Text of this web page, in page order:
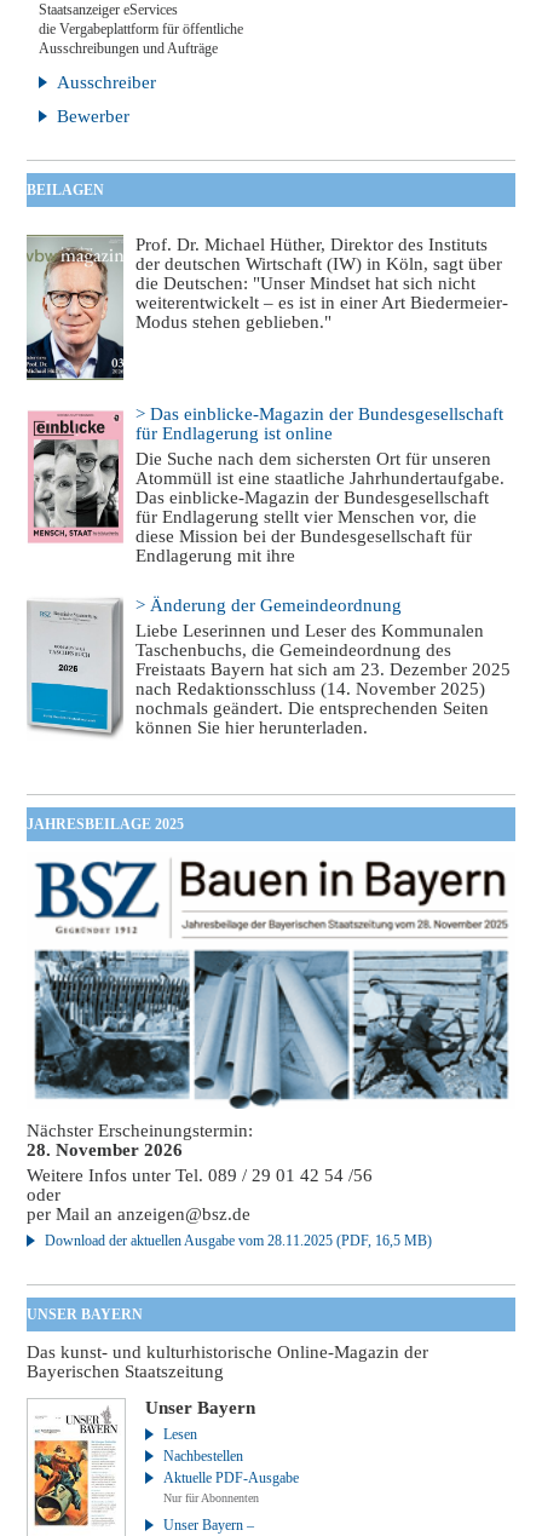
Staatsanzeiger eServices
die Vergabeplattform für öffentliche
Ausschreibungen und Aufträge
Ausschreiber
Bewerber
BEILAGEN
Prof. Dr. Michael Hüther, Direktor des Instituts
der deutschen Wirtschaft (IW) in Köln, sagt über
die Deutschen: "Unser Mindset hat sich nicht
weiterentwickelt – es ist in einer Art Biedermeier-
Modus stehen geblieben."
> Das einblicke-Magazin der Bundesgesellschaft
für Endlagerung ist online
Die Suche nach dem sichersten Ort für unseren
Atommüll ist eine staatliche Jahrhundertaufgabe.
Das einblicke-Magazin der Bundesgesellschaft
für Endlagerung stellt vier Menschen vor, die
diese Mission bei der Bundesgesellschaft für
Endlagerung mit ihre
> Änderung der Gemeindeordnung
Liebe Leserinnen und Leser des Kommunalen
Taschenbuchs, die Gemeindeordnung des
Freistaats Bayern hat sich am 23. Dezember 2025
nach Redaktionsschluss (14. November 2025)
nochmals geändert. Die entsprechenden Seiten
können Sie hier herunterladen.
JAHRESBEILAGE 2025
Nächster Erscheinungstermin:
28. November 2026
Weitere Infos unter Tel. 089 / 29 01 42 54 /56
oder
per Mail ananzeigen@bsz.de
Download der aktuellen Ausgabe vom 28.11.2025 (PDF, 16,5 MB)
UNSER BAYERN
Das kunst- und kulturhistorische Online-Magazin der
Bayerischen Staatszeitung
Unser Bayern
Lesen
Nachbestellen
Aktuelle PDF-Ausgabe
Nur für Abonnenten
Unser Bayern –